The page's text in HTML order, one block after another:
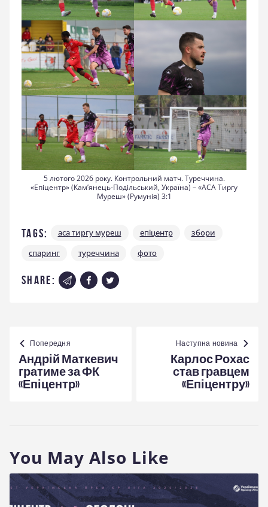
5 лютого 2026 року. Контрольний матч. Туреччина.
«Епіцентр» (Кам’янець-Подільський, Україна) – «АСА Тиргу
Муреш» (Румунія) 3:1
Tags: аса тиргу муреш епіцентр
збори
спаринг
туреччина фото
share:
Навігація
записів
Попередня
Андрій Маткевич
гратиме за ФК
«Епіцентр»
Наступна новина
Карлос Рохас
став гравцем
«Епіцентру»
You May Also Like